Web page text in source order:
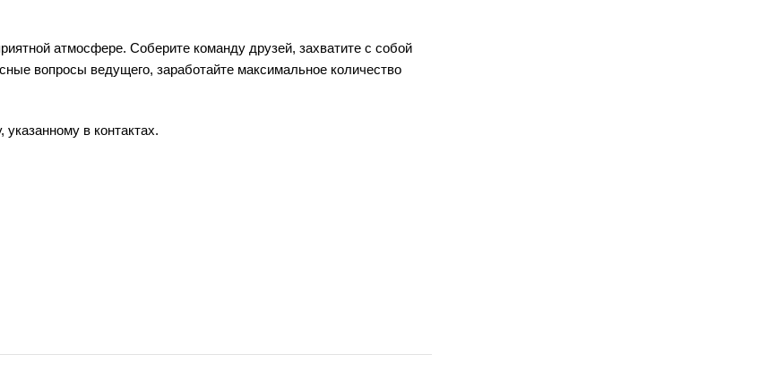
атмосфере. Соберите команду друзей, захватите с собой
вопросы ведущего, заработайте максимальное количество
в контактах.